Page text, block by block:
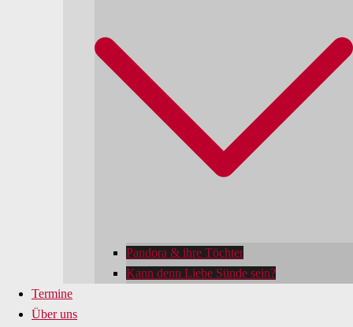
Pandora & ihre Töchter
Kann denn Liebe Sünde sein?
Termine
Über uns